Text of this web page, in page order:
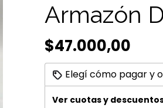
Armazón
$47.000,00
Elegí cómo pagar y
Ver cuotas y